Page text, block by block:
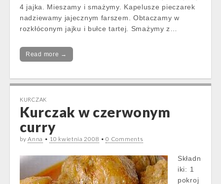
4 jajka. Mieszamy i smażymy. Kapelusze pieczarek
nadziewamy jajecznym farszem. Obtaczamy w
rozkłóconym jajku i bułce tartej. Smażymy z…
Read more →
KURCZAK
Kurczak w czerwonym
curry
byAnna • 10 kwietnia 2008 •0 Comments
Składn
iki: 1
pokroj